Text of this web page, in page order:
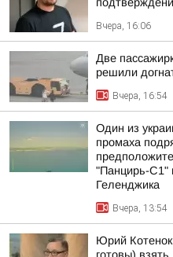
Вчера, 16:06
Две
решили
Вчера, 16:54
Один из
промаха
"Панцирь-С1"
Геленджика
Вчера, 13:54
Юрий